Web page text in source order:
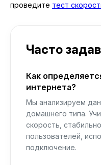
проведите тест
Часто
Как
интернета?
Мы анализируем
домашнего типа.
скорость,
пользователей,
подключение.